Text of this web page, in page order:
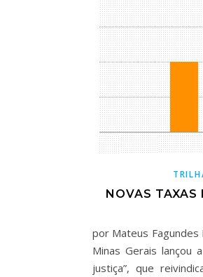
NOVAS TAXAS
por Mateus
Minas Gerais lançou
justiça”, que